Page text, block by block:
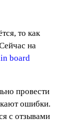
то как
на
board
провести
ошибки.
с отзывами